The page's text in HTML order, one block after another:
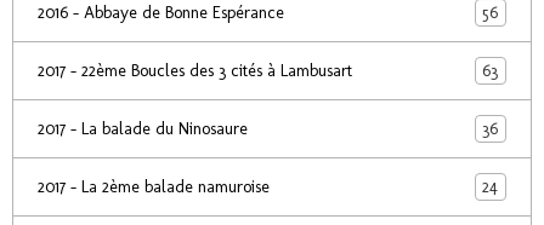
2016 - Abbaye de Bonne Espérance 56
2017 - 22ème Boucles des 3 cités à Lambusart 63
2017 - La balade du Ninosaure 36
2017 - La 2ème balade namuroise 24